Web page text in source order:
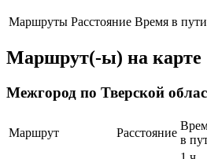
Маршруты Расстояние Время в пути
Маршрут(-ы) на карте
Межгород по Тверской
Маршрут Расстояние
в